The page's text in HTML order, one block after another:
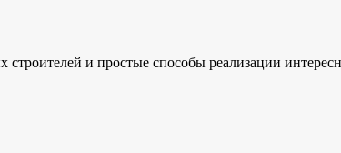
и простые способы реализации